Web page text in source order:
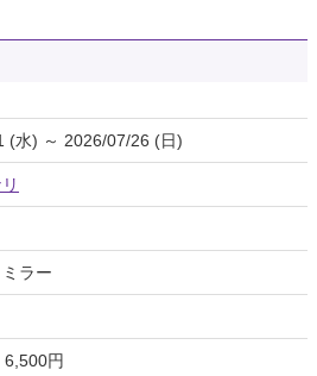
(水) ～ 2026/07/26 (日)
ラー
円